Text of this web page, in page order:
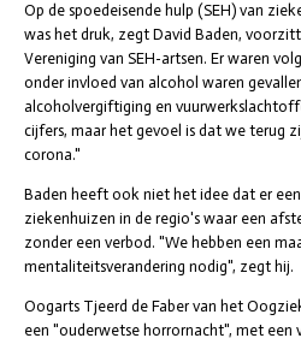
Op de spoedeisende hulp (SEH) van
was het druk, zegt David Baden,
Vereniging van SEH-artsen. Er waren
onder invloed van alcohol waren
alcoholvergiftiging en
cijfers, maar het gevoel is dat we terug
corona."
Baden heeft ook niet het idee dat er een
ziekenhuizen in de regio's waar een
zonder een verbod. "We hebben een
mentaliteitsverandering nodig", zegt hij.
Oogarts Tjeerd de Faber van het
een "ouderwetse horrornacht", met